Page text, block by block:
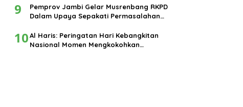
9
Pemprov Jambi Gelar Musrenbang RKPD
Dalam Upaya Sepakati Permasalahan
10Al Haris: Peringatan Hari Kebangkitan
Nasional Momen Mengkokohkan